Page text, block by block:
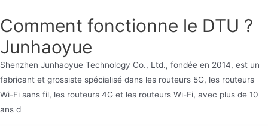
Comment fonctionne le DTU ?
Junhaoyue
Shenzhen Junhaoyue Technology Co., Ltd., fondée en 2014, est un
fabricant et grossiste spécialisé dans les routeurs 5G, les routeurs
Wi-Fi sans fil, les routeurs 4G et les routeurs Wi-Fi, avec plus de 10
ans d